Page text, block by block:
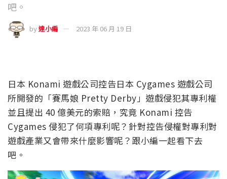
吧。
by達小編 2023 年 06 月 19 日
日本 Konami 遊戲公司控告日本 Cygames 遊戲公司
所開發的「賽馬娘 Pretty Derby」遊戲侵犯其專利權
並且提出 40 億美元的索賠，究竟 Konami 控告
Cygames 侵犯了何項專利呢？針對控告侵權對專利對
遊戲產業又會帶來什麼影響呢？跟小編一起看下去
吧。